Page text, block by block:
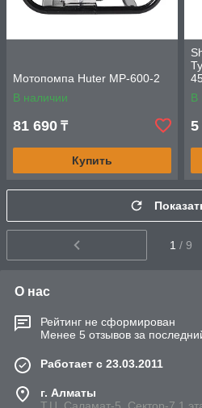
Мотопомпа Huter MP-600-2
В наличии
81 690 ₸
Купить
В
5
1 / 9
О нас
Рейтинг не сформирован
Менее 5 отзывов за
Работает с 23.03.2011
г. Алматы